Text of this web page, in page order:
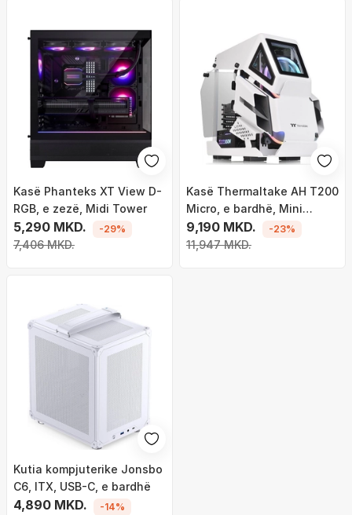
Kasë Phanteks XT View D-
RGB, e zezë, Midi Tower
5,290 MKD.
7,406 MKD.
-29%
Kasë Thermaltake AH T200
Micro, e bardhë, Mini
Tower
9,190 MKD.
11,947 MKD.
-23%
Kutia kompjuterike Jonsbo
C6, ITX, USB-C, e bardhë
4,890 MKD. -14%